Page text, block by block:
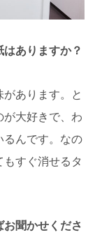
ありますか？
あります。と
大好きで、わ
んです。なの
すぐ消せるタ
聞かせくださ